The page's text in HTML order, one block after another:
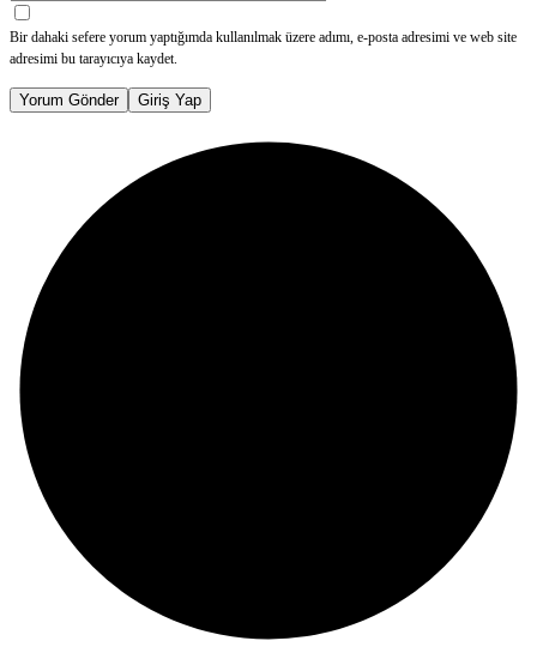
Bir dahaki sefere yorum yaptığımda kullanılmak üzere adımı, e-posta adresimi ve web site
adresimi bu tarayıcıya kaydet.
Yorum Gönder Giriş Yap